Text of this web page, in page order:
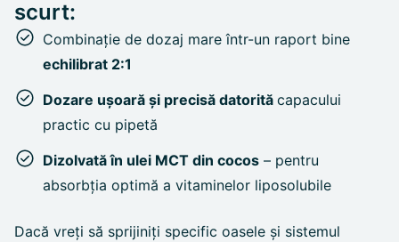
scurt:
Combinație de dozaj mare într-un raport bine
echilibrat 2:1
Dozare ușoară și precisă datorită capacului
practic cu pipetă
Dizolvată în ulei MCT din cocos – pentru
absorbția optimă a vitaminelor liposolubile
Dacă vreți să sprijiniți specific oasele și sistemul